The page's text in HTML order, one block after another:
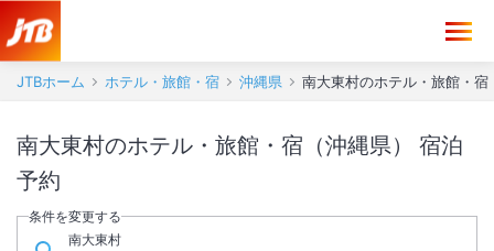
JTBホーム ホテル・旅館・宿 沖縄県 南大東村のホテル・旅館・宿
南大東村のホテル・旅館・宿（沖縄県） 宿泊
予約
条件を変更する
南大東村